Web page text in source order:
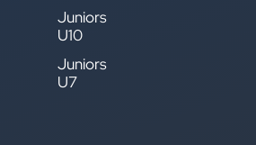
Juniors
U10
Juniors
U7